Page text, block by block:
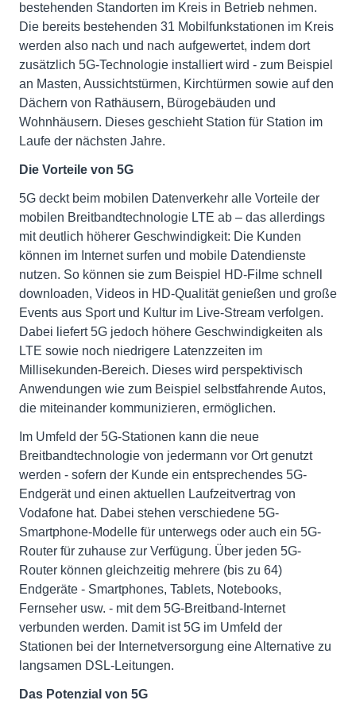
bestehenden Standorten im Kreis in Betrieb nehmen.
Die bereits bestehenden 31 Mobilfunkstationen im Kreis
werden also nach und nach aufgewertet, indem dort
zusätzlich 5G-Technologie installiert wird - zum Beispiel
an Masten, Aussichtstürmen, Kirchtürmen sowie auf den
Dächern von Rathäusern, Bürogebäuden und
Wohnhäusern. Dieses geschieht Station für Station im
Laufe der nächsten Jahre.
Die Vorteile von 5G
5G deckt beim mobilen Datenverkehr alle Vorteile der
mobilen Breitbandtechnologie LTE ab – das allerdings
mit deutlich höherer Geschwindigkeit: Die Kunden
können im Internet surfen und mobile Datendienste
nutzen. So können sie zum Beispiel HD-Filme schnell
downloaden, Videos in HD-Qualität genießen und große
Events aus Sport und Kultur im Live-Stream verfolgen.
Dabei liefert 5G jedoch höhere Geschwindigkeiten als
LTE sowie noch niedrigere Latenzzeiten im
Millisekunden-Bereich. Dieses wird perspektivisch
Anwendungen wie zum Beispiel selbstfahrende Autos,
die miteinander kommunizieren, ermöglichen.
Im Umfeld der 5G-Stationen kann die neue
Breitbandtechnologie von jedermann vor Ort genutzt
werden - sofern der Kunde ein entsprechendes 5G-
Endgerät und einen aktuellen Laufzeitvertrag von
Vodafone hat. Dabei stehen verschiedene 5G-
Smartphone-Modelle für unterwegs oder auch ein 5G-
Router für zuhause zur Verfügung. Über jeden 5G-
Router können gleichzeitig mehrere (bis zu 64)
Endgeräte - Smartphones, Tablets, Notebooks,
Fernseher usw. - mit dem 5G-Breitband-Internet
verbunden werden. Damit ist 5G im Umfeld der
Stationen bei der Internetversorgung eine Alternative zu
langsamen DSL-Leitungen.
Das Potenzial von 5G